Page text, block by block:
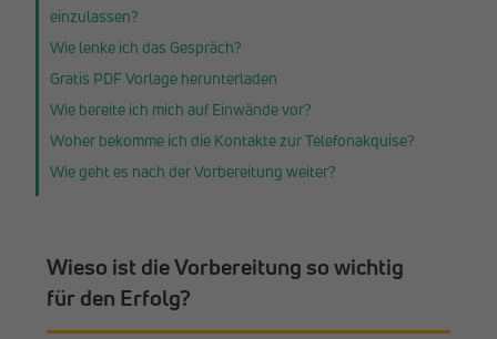
einzulassen?
Wie lenke ich das Gespräch?
Gratis PDF Vorlage herunterladen
Wie bereite ich mich auf Einwände vor?
Woher bekomme ich die Kontakte zur Telefonakquise?
Wie geht es nach der Vorbereitung weiter?
Wieso ist die Vorbereitung so wichtig
für den Erfolg?